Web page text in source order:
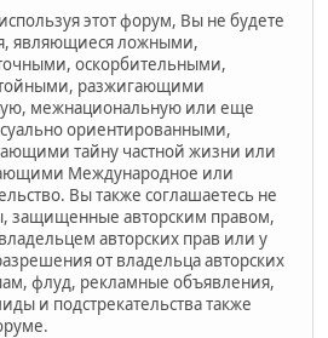
этот форум, Вы не будете
являющиеся ложными,
оскорбительными,
разжигающими
межнациональную или еще
ориентированными,
тайну частной жизни или
Международное или
Вы также соглашаетесь не
защищенные авторским правом,
авторских прав или у
от владельца авторских
флуд, рекламные объявления,
и подстрекательства также